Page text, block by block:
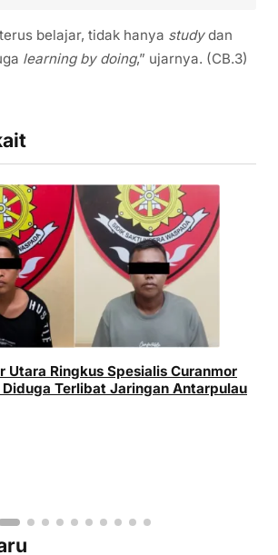
belajar, tidak hanya studydan
learning by doing,” ujarnya. (CB.3)
Utara Ringkus Spesialis Curanmor
Terlibat Jaringan Antarpulau